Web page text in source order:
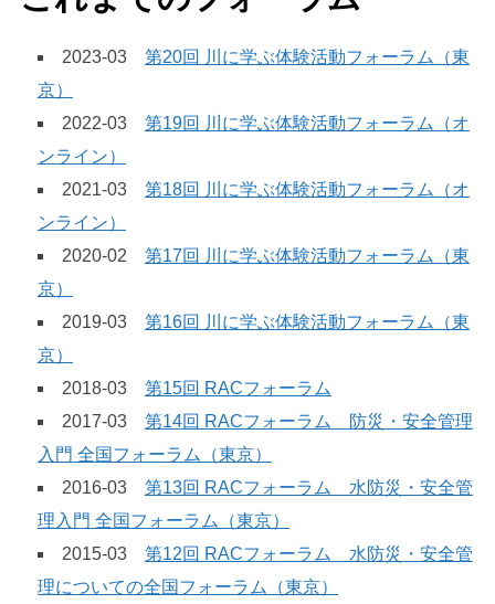
2023-03 第20回 川に学ぶ体験活動フォーラム（東
京）
2022-03 第19回 川に学ぶ体験活動フォーラム（オ
ンライン）
2021-03 第18回 川に学ぶ体験活動フォーラム（オ
ンライン）
2020-02 第17回 川に学ぶ体験活動フォーラム（東
京）
2019-03 第16回 川に学ぶ体験活動フォーラム（東
京）
2018-03 第15回 RACフォーラム
2017-03 第14回 RACフォーラム 防災・安全管理
入門 全国フォーラム（東京）
2016-03 第13回 RACフォーラム 水防災・安全管
理入門 全国フォーラム（東京）
2015-03 第12回 RACフォーラム 水防災・安全管
理についての全国フォーラム（東京）